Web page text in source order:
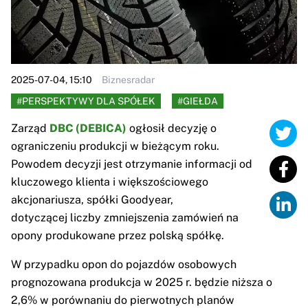
2025-07-04, 15:10
Biznesradar
#PERSPEKTYWY DLA SPÓŁEK
#GIEŁDA
Zarząd DBC (DEBICA) ogłosił decyzję o
ograniczeniu produkcji w bieżącym roku.
Powodem decyzji jest otrzymanie informacji od
kluczowego klienta i większościowego
akcjonariusza, spółki Goodyear,
dotyczącej liczby zmniejszenia zamówień na
opony produkowane przez polską spółkę.
W przypadku opon do pojazdów osobowych
prognozowana produkcja w 2025 r. będzie niższa o
2,6% w porównaniu do pierwotnych planów